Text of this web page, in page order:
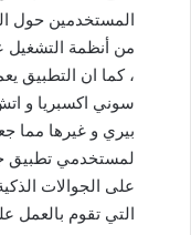
المستخدمين حول
من أنظمة التشغيل
، كما ان التطبيق
سوني اكسبريا و
بيري و غيرها مما
لمستخدمي تطبيق
على الجوالات
التي تقوم بالعمل